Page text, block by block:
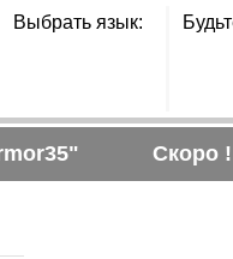
Выбрать язык:
Скоро !